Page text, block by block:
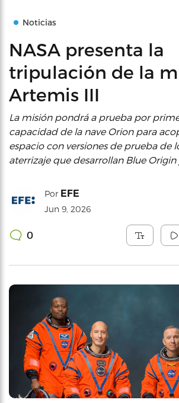
Noticias
NASA presenta la
tripulación de la
Artemis III
La misión pondrá a prueba por
capacidad de la nave Orion para
espacio con versiones de prueba de
aterrizaje que desarrollan Blue Origin
Por EFE
Jun 9, 2026
0